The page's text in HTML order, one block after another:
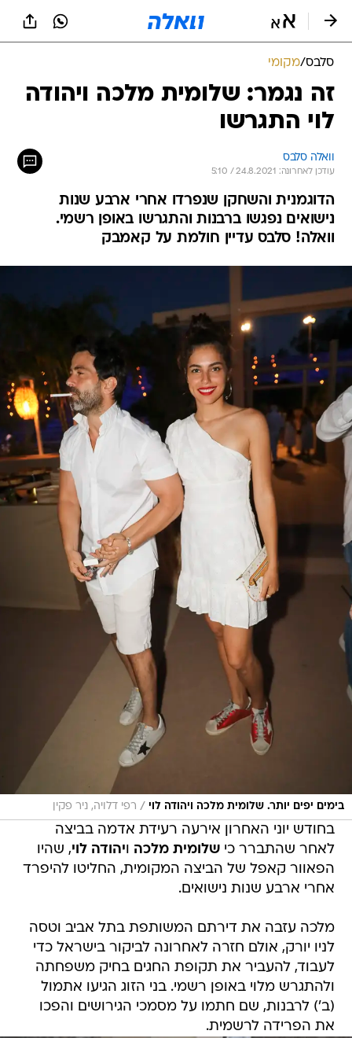
סלבס/מקומי
זה נגמר: שלומית מלכה ויהודה
לוי התגרשו
וואלה סלבס
עודכן לאחרונה: 24.8.2021 / 5:10
הדוגמנית והשחקן שנפרדו אחרי ארבע שנות
נישואים נפגשו ברבנות והתגרשו באופן רשמי.
וואלה! סלבס עדיין חולמת על קאמבק
בימים יפים יותר. שלומית מלכה ויהודה לוי / רפי דלויה, ניר פקין
בחודש יוני האחרון אירעה רעידת אדמה בביצה
לאחר שהתברר כישלומית מלכה ויהודה לוי, שהיו
הפאוור קאפל של הביצה המקומית, החליטו להיפרד
אחרי ארבע שנות נישואים.
מלכה עזבה את דירתם המשותפת בתל אביב וטסה
לניו יורק, אולם חזרה לאחרונה לביקור בישראל כדי
לעבוד, להעביר את תקופת החגים בחיק משפחתה
ולהתגרש מלוי באופן רשמי. בני הזוג הגיעו אתמול
(ב') לרבנות, שם חתמו על מסמכי הגירושים והפכו
את הפרידה לרשמית.